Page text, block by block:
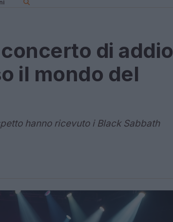
di addio
il mondo del
hanno ricevuto i Black Sabbath